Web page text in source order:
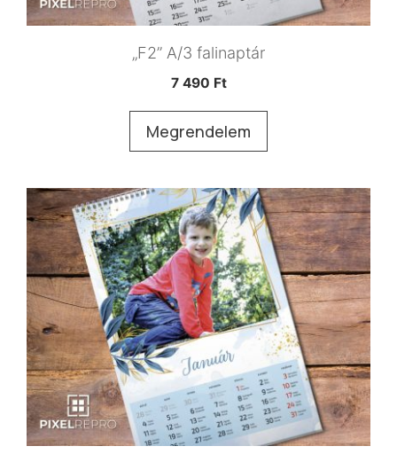
„F2” A/3 falinaptár
7 490 Ft
Megrendelem